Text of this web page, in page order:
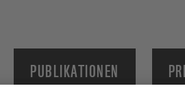
PUBLIKATIONEN